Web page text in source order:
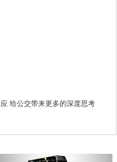
给公交带来更多的深度思考